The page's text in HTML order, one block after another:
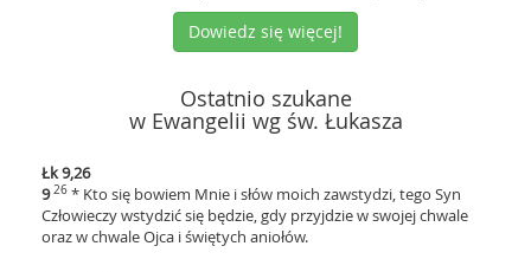
Dowiedz się więcej!
Ostatnio szukane
w Ewangelii wg św. Łukasza
Łk 9,26
926 * Kto się bowiem Mnie i słów moich zawstydzi, tego Syn
Człowieczy wstydzić się będzie, gdy przyjdzie w swojej chwale
oraz w chwale Ojca i świętych aniołów.